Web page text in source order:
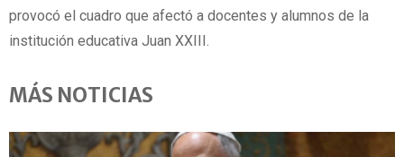
provocó el cuadro que afectó a docentes y alumnos de la
institución educativa Juan XXIII.
MÁS NOTICIAS